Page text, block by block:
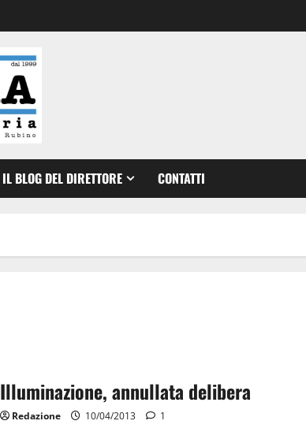
IL BLOG DEL DIRETTORE CONTATTI
Illuminazione, annullata delibera
Redazione 10/04/2013 1